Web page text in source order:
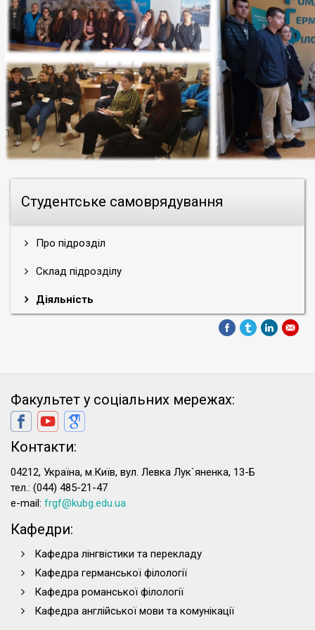
Студентське самоврядування
Про підрозділ
Склад підрозділу
Діяльність
Факультет у соціальних мережах:
Контакти:
04212, Україна, м.Київ, вул. Левка Лук`яненка, 13-Б
тел.: (044) 485-21-47
e-mail: frgf@kubg.edu.ua
Кафедри:
Кафедра лінгвістики та перекладу
Кафедра германської філології
Кафедра романської філології
Кафедра англійської мови та комунікації